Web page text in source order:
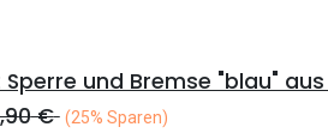
€ (25% Sparen)